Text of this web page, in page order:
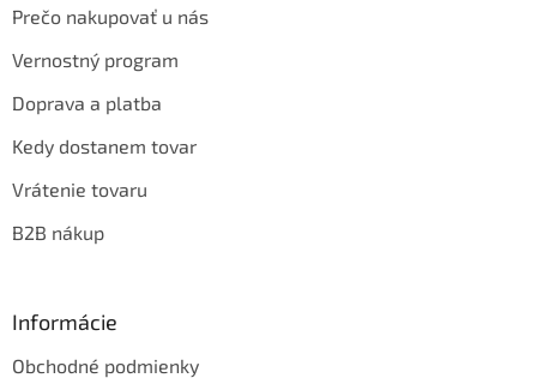
Prečo nakupovať u nás
Vernostný program
Doprava a platba
Kedy dostanem tovar
Vrátenie tovaru
B2B nákup
Informácie
Obchodné podmienky